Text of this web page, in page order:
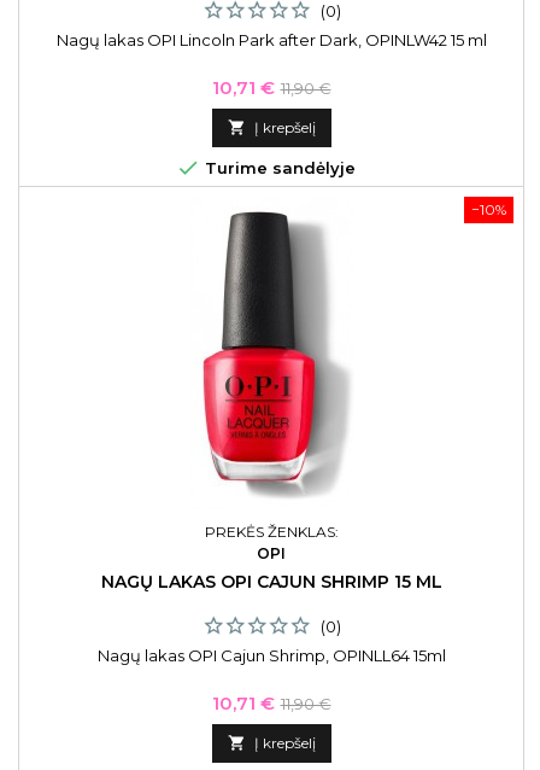
(0)
Nagų lakas OPI Lincoln Park after Dark, OPINLW42 15 ml
Kaina
10,71 € Bazinė
kaina
11,90 €
 Į krepšelį
 Turime sandėlyje
−10%
PREKĖS ŽENKLAS:
OPI
NAGŲ LAKAS OPI CAJUN SHRIMP 15 ML
(0)
Nagų lakas OPI Cajun Shrimp, OPINLL64 15ml
Kaina
10,71 € Bazinė
kaina
11,90 €
 Į krepšelį